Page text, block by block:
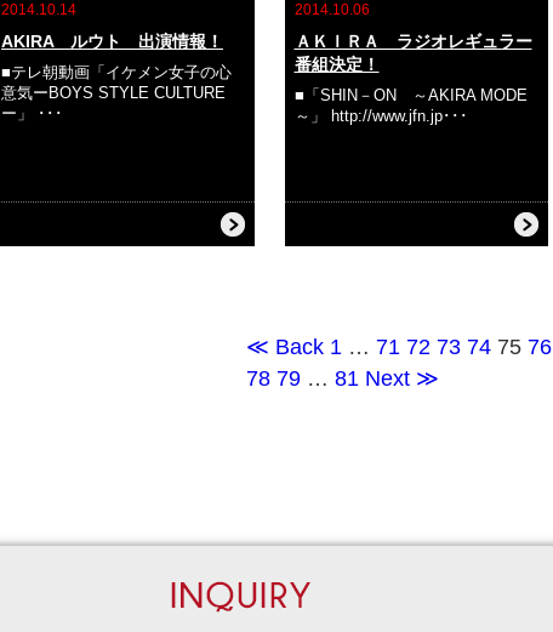
2014.10.14
AKIRA ルウト 出演情報！
■テレ朝動画「イケメン女子の心
意気ーBOYS STYLE CULTURE
ー」 ･･･
2014.10.06
ＡＫＩＲＡ ラジオレギュラー
番組決定！
■「SHIN－ON ～AKIRA MODE
～」 http://www.jfn.jp･･･
≪ Back 1 … 71 72 73 74 75 76
78 79 … 81 Next ≫